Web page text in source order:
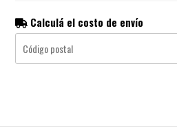
Calculá el costo de envío